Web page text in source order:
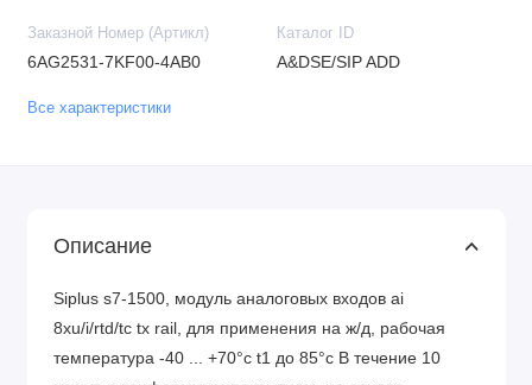
Заказной Номер (Артикл)
6AG2531-7KF00-4AB0
Каталог ID
A&DSE/SIP ADD
Все характеристики
Описание
Siplus s7-1500, модуль аналоговых входов ai
8xu/i/rtd/tc tx rail, для применения на ж/д, рабочая
температура -40 ... +70°c t1 до 85°c В течение 10